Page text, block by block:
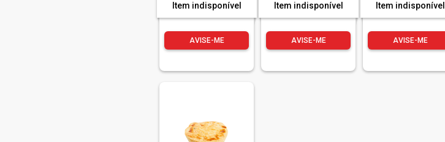
Item indisponível
AVISE-ME
Item indisponível
AVISE-ME
Item indisponível
AVISE-ME